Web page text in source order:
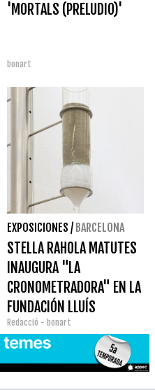
'MORTALS (PRELUDIO)'
bonart
EXPOSICIONES / BARCELONA
STELLA RAHOLA MATUTES
INAUGURA "LA
CRONOMETRADORA" EN LA
FUNDACIÓN LLUÍS
COROMINA
Redacció - bonart